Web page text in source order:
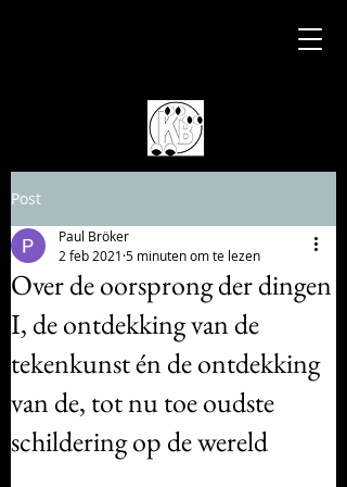
Post
Over de oorsprong der dingen
I, de ontdekking van de
tekenkunst én de ontdekking
van de, tot nu toe oudste
schildering op de wereld
Paul Bröker
2 feb 2021 5 minuten om te lezen